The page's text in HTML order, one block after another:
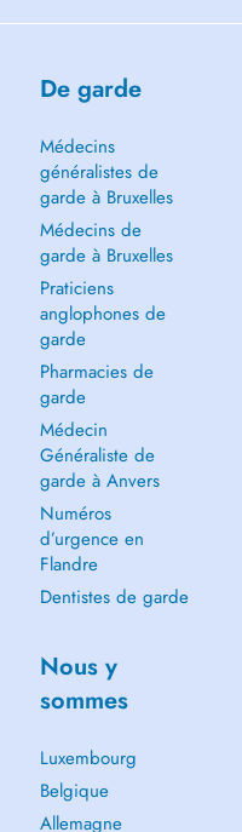
De garde
Médecins
généralistes de
garde à Bruxelles
Médecins de
garde à Bruxelles
Praticiens
anglophones de
garde
Pharmacies de
garde
Médecin
Généraliste de
garde à Anvers
Numéros
d’urgence en
Flandre
Dentistes de garde
Nous y
sommes
Luxembourg
Belgique
Allemagne